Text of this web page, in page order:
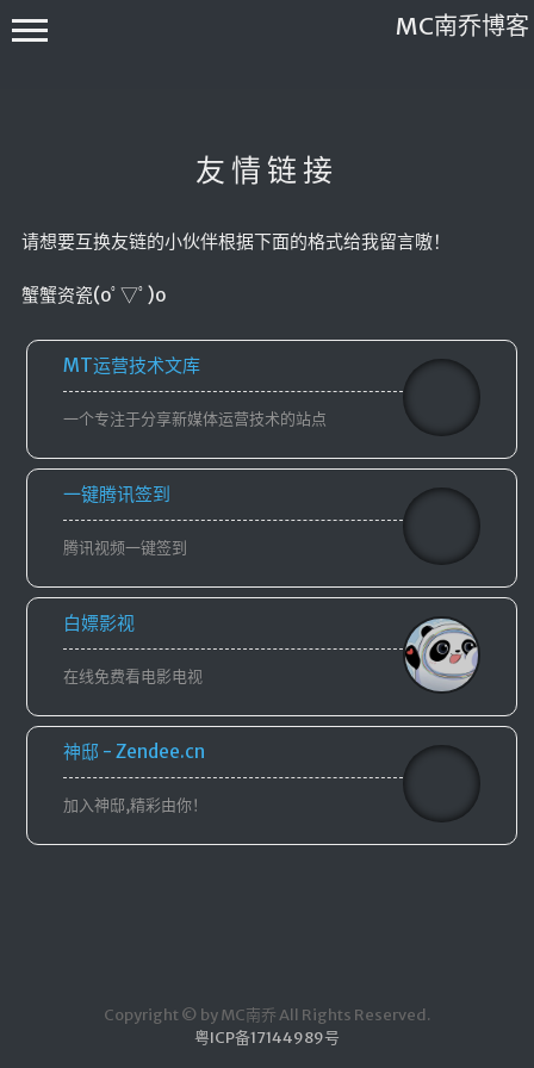
友情链接
请想要互换友链的小伙伴根据下面的格式给我留言嗷！
蟹蟹资瓷(oﾟ▽ﾟ)o
MT运营技术文库
一个专注于分享新媒体运营技术的站点
一键腾讯签到
腾讯视频一键签到
白嫖影视
在线免费看电影电视
神邸 - Zendee.cn
加入神邸,精彩由你！
Copyright © by MC南乔 All Rights Reserved.
粤ICP备17144989号
MC南乔博客
友情协议
归档
时光轴
注册
登录